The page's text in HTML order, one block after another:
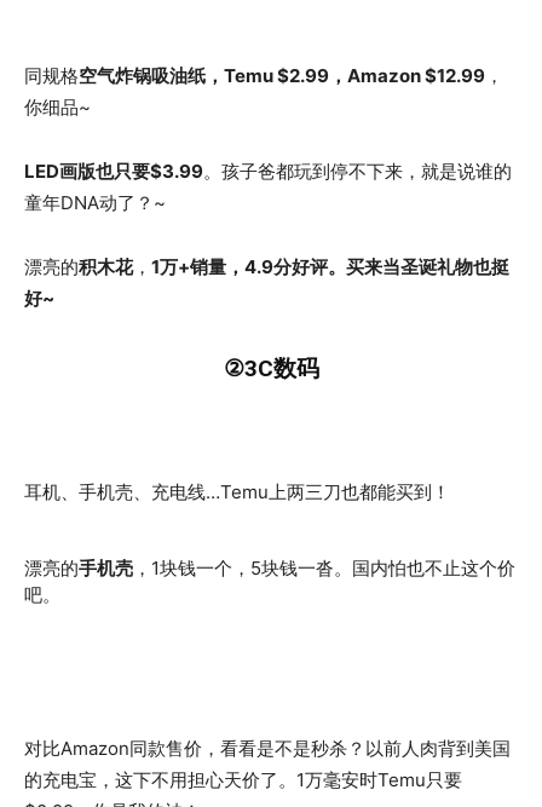
同规格空气炸锅吸油纸 ，Temu $2.99，Amazon $12.99 ，
你细品~
LED画版也只要$3.99。孩子爸都玩到停不下来，就是说谁的
童年DNA动了？~
漂亮的积木花， 1万+销量，4.9分好评。买来当圣诞礼物也挺
好~
②3C数码
耳机、手机壳、充电线…Temu上两三刀也都能买到！
漂亮的手机壳 ，1块钱一个，5块钱一沓。国内怕也不止这个价
吧。
对比Amazon同款售价，看看是不是秒杀？以前人肉背到美国
的充电宝，这下不用担心天价了。1万毫安时Temu只要